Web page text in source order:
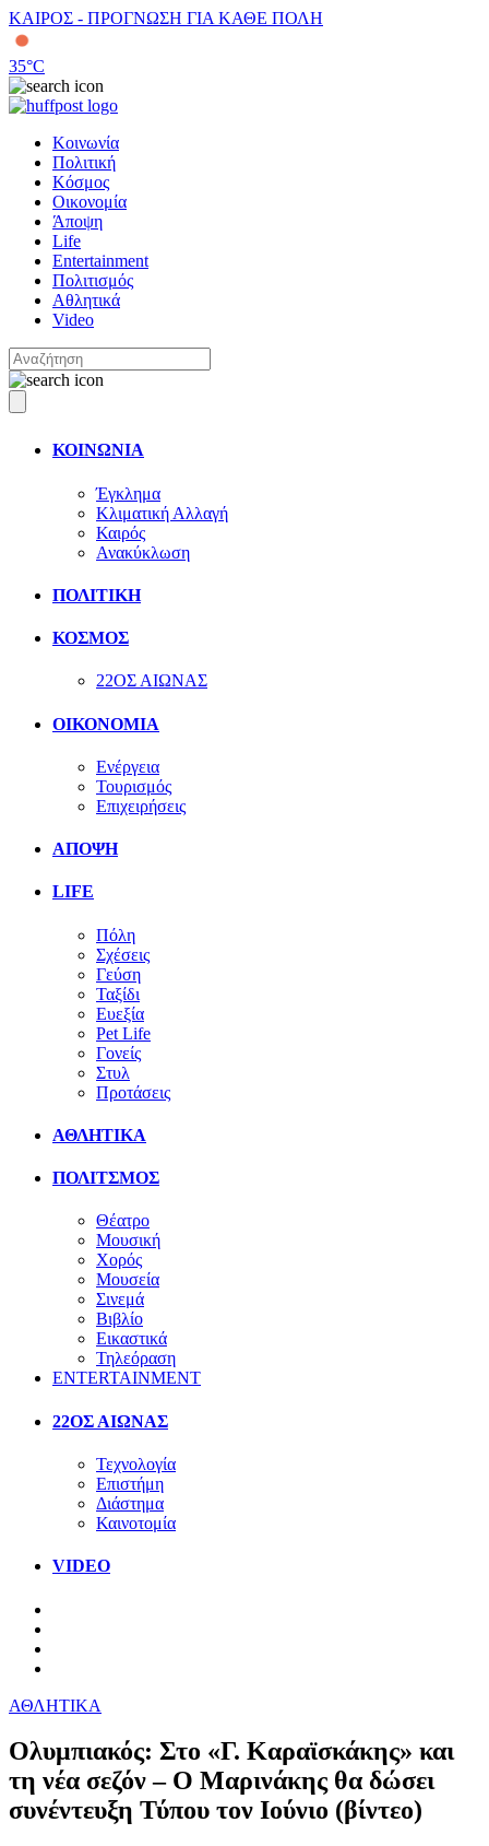
ΚΑΙΡΟΣ - ΠΡΟΓΝΩΣΗ ΓΙΑ ΚΑΘΕ ΠΟΛΗ
35°C
Κοινωνία
Πολιτική
Κόσμος
Οικονομία
Άποψη
Life
Entertainment
Πολιτισμός
Αθλητικά
Video
ΚΟΙΝΩΝΙΑ
Έγκλημα
Κλιματική Αλλαγή
Καιρός
Ανακύκλωση
ΠΟΛΙΤΙΚΗ
ΚΟΣΜΟΣ
22ΟΣ ΑΙΩΝΑΣ
ΟΙΚΟΝΟΜΙΑ
Ενέργεια
Τουρισμός
Επιχειρήσεις
ΑΠΟΨΗ
LIFE
Πόλη
Σχέσεις
Γεύση
Ταξίδι
Ευεξία
Pet Life
Γονείς
Στυλ
Προτάσεις
ΑΘΛΗΤΙΚΑ
ΠΟΛΙΤΣΜΟΣ
Θέατρο
Μουσική
Χορός
Μουσεία
Σινεμά
Βιβλίο
Εικαστικά
Τηλεόραση
ENTERTAINMENT
22ΟΣ ΑΙΩΝΑΣ
Τεχνολογία
Επιστήμη
Διάστημα
Καινοτομία
VIDEO
ΑΘΛΗΤΙΚΑ
Ολυμπιακός: Στο «Γ. Καραϊσκάκης» και
τη νέα σεζόν – Ο Μαρινάκης θα δώσει
συνέντευξη Τύπου τον Ιούνιο (βίντεο)